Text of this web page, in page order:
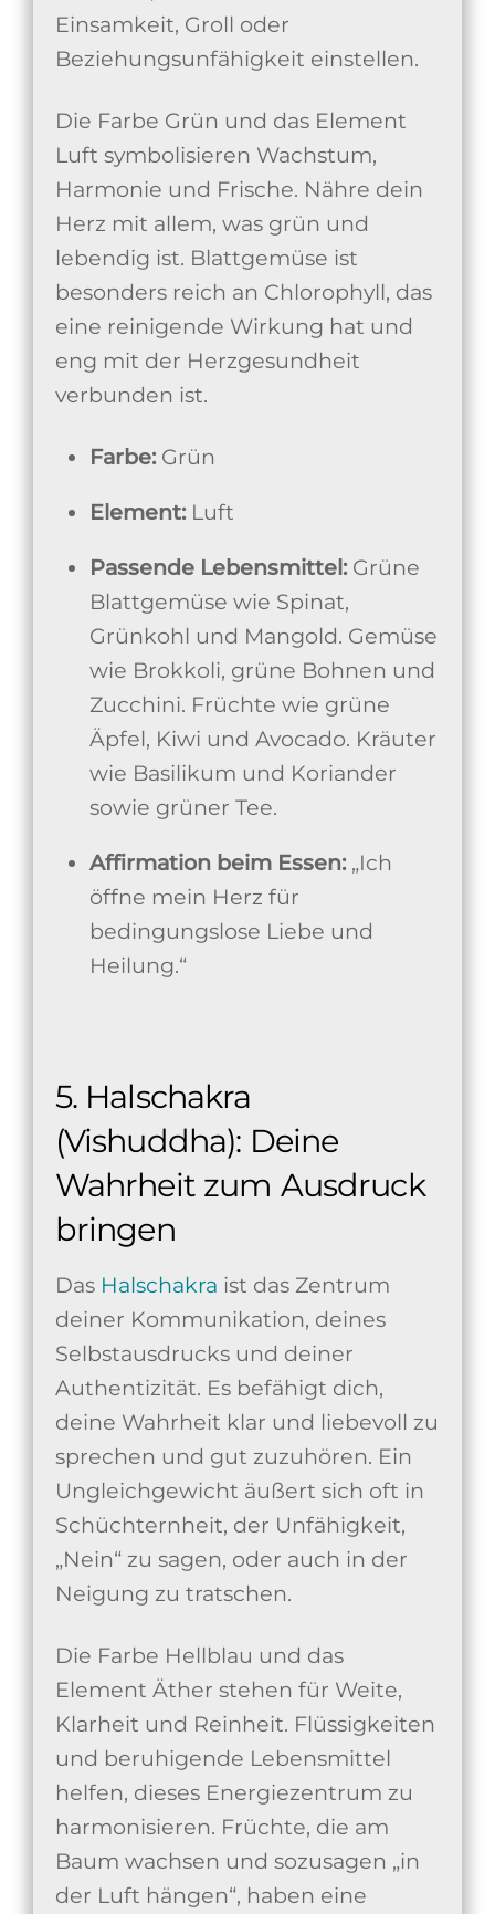
Einsamkeit, Groll oder
Beziehungsunfähigkeit einstellen.
Die Farbe Grün und das Element
Luft symbolisieren Wachstum,
Harmonie und Frische. Nähre dein
Herz mit allem, was grün und
lebendig ist. Blattgemüse ist
besonders reich an Chlorophyll, das
eine reinigende Wirkung hat und
eng mit der Herzgesundheit
verbunden ist.
Farbe:Grün
Element:Luft
Passende Lebensmittel:Grüne
Blattgemüse wie Spinat,
Grünkohl und Mangold. Gemüse
wie Brokkoli, grüne Bohnen und
Zucchini. Früchte wie grüne
Äpfel, Kiwi und Avocado. Kräuter
wie Basilikum und Koriander
sowie grüner Tee.
Affirmation beim Essen:„Ich
öffne mein Herz für
bedingungslose Liebe und
Heilung.“
5. Halschakra
(Vishuddha): Deine
Wahrheit zum Ausdruck
bringen
Das Halschakra ist das Zentrum
deiner Kommunikation, deines
Selbstausdrucks und deiner
Authentizität. Es befähigt dich,
deine Wahrheit klar und liebevoll zu
sprechen und gut zuzuhören. Ein
Ungleichgewicht äußert sich oft in
Schüchternheit, der Unfähigkeit,
„Nein“ zu sagen, oder auch in der
Neigung zu tratschen.
Die Farbe Hellblau und das
Element Äther stehen für Weite,
Klarheit und Reinheit. Flüssigkeiten
und beruhigende Lebensmittel
helfen, dieses Energiezentrum zu
harmonisieren. Früchte, die am
Baum wachsen und sozusagen „in
der Luft hängen“, haben eine